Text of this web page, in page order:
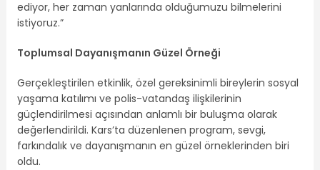
ediyor, her zaman yanlarında olduğumuzu bilmelerini
istiyoruz.”
Toplumsal Dayanışmanın Güzel Örneği
Gerçekleştirilen etkinlik, özel gereksinimli bireylerin sosyal
yaşama katılımı ve polis-vatandaş ilişkilerinin
güçlendirilmesi açısından anlamlı bir buluşma olarak
değerlendirildi. Kars’ta düzenlenen program, sevgi,
farkındalık ve dayanışmanın en güzel örneklerinden biri
oldu.